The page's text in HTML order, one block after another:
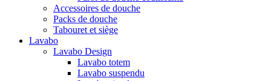
Accessoires de douche
Packs de douche
Tabouret et siège
Lavabo
Lavabo Design
Lavabo totem
Lavabo suspendu